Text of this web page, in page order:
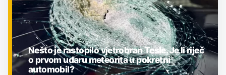
Nešto je rastopilo vjetrobran Tesle. Je li riječ
o prvom udaru meteorita u pokretni
automobil?